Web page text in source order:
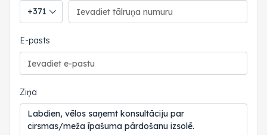
Tālruņa valsts kods
E-pasts
Ziņa